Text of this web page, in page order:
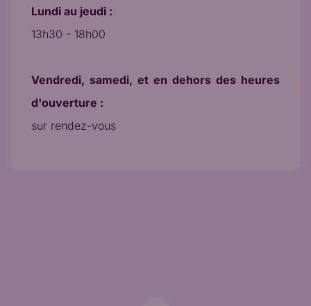
Lundi au jeudi :
13h30 - 18h00
Vendredi, samedi, et en dehors des heures
d'ouverture :
sur rendez-vous